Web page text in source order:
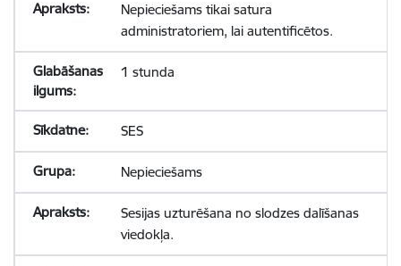
Nepieciešams tikai satura
administratoriem, lai autentificētos.
1 stunda
SES
Nepieciešams
Sesijas uzturēšana no slodzes dalīšanas
viedokļa.